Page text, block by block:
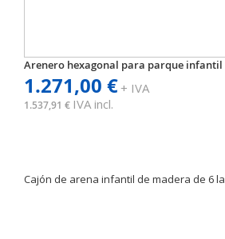
Arenero hexagonal para parque infantil
1.271,00 €+ IVA
1.537,91 € IVA incl.
Cajón de arena infantil de madera de 6